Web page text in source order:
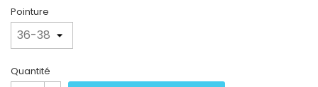
Pointure
Quantité